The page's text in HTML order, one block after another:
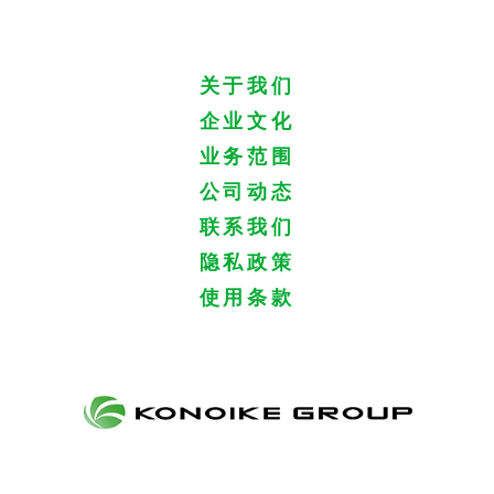
关于我们
企业文化
业务范围
公司动态
联系我们
隐私政策
使用条款